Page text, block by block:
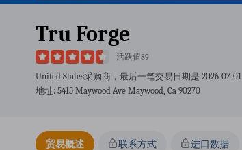
Tru Forge
活跃值89
United States采购商，最后一笔交易日期是 2026-07-01
地址: 5415 Maywood Ave Maywood, Ca 90270
贸易概述 联系方式 进口数据